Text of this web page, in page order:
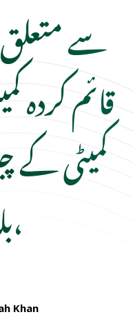
سے متعلق
قائم کردہ
کمیٹی کے
بلدیات،
Khan